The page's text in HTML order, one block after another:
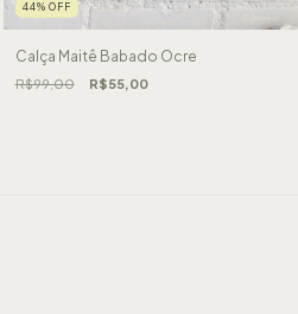
44% OFF
Calça Maitê Babado Ocre
R$99,00 R$55,00